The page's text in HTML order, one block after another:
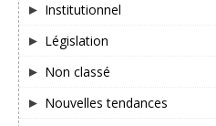
Institutionnel
Législation
Non classé
Nouvelles tendances